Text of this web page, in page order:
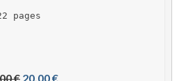
pages
€ L
20,00 €L